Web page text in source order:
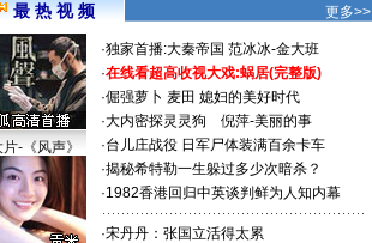
最 热 视 频 更多>>
-《风声》
·独家首播:大秦帝国 范冰冰-金大班
·在线看超高收视大戏:蜗居(完整版)
·倔强萝卜 麦田 媳妇的美好时代
·大内密探灵灵狗
倪萍-美丽的事
·台儿庄战役 日军尸体装满百余卡车
·揭秘希特勒一生躲过多少次暗杀？
·1982香港回归中英谈判鲜为人知内幕
·宋丹丹：张国立活得太累